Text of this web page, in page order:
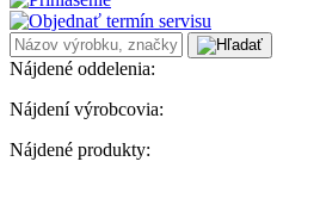
Nájdené oddelenia:
Nájdení výrobcovia:
Nájdené produkty: